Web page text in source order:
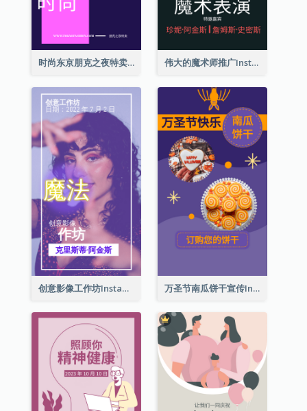
时尚东京朋克之夜特卖Instagram限时动态 伟大的魔术师推广Instagram限时动态
创意影像工作坊Instagram限时动态 万圣节南瓜饼干宣传Instagram限时动态